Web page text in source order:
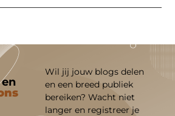
Wil jij jouw blogs delen
en een breed publiek
bereiken? Wacht niet
langer en registreer je